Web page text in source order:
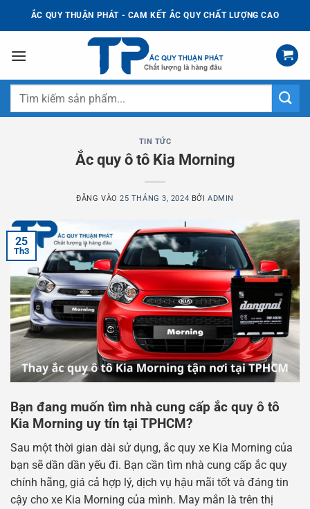
dung
ẮC QUY THUẬN PHÁT - CAM KẾT ẮC QUY CHẤT LƯỢNG CAO
Tìm
TIN TỨC
Ắc quy ô tô Kia Morning
ĐĂNG VÀO25 THÁNG 3, 2024 BỞI ADMIN
25
Th3
Bạn đang muốn tìm nhà cung cấp ắc quy ô tô
Kia Morning uy tín tại TPHCM?
Sau một thời gian dài sử dụng, ắc quy xe Kia Morning của
bạn sẽ dần dần yếu đi. Bạn cần tìm nhà cung cấp ắc quy
chính hãng, giá cả hợp lý, dịch vụ hậu mãi tốt và đáng tin
cậy cho xe Kia Morning của mình. May mắn là trên thị